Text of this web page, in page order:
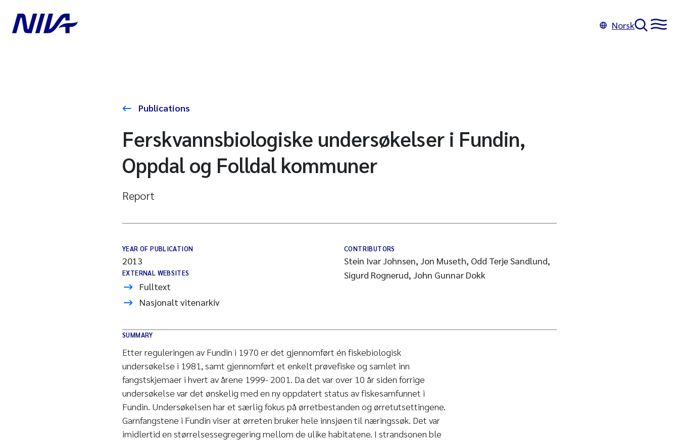
Norsk
Publications
Ferskvannsbiologiske undersøkelser i Fundin,
Oppdal og Folldal kommuner
Report
YEAR OF PUBLICATION
2013
EXTERNAL WEBSITES
Fulltext
Nasjonalt vitenarkiv
CONTRIBUTORS
Stein Ivar Johnsen, Jon Museth, Odd Terje Sandlund,
Sigurd Rognerud, John Gunnar Dokk
SUMMARY
Etter reguleringen av Fundin i 1970 er det gjennomført én fiskebiologisk
undersøkelse i 1981, samt gjennomført et enkelt prøvefiske og samlet inn
fangstskjemaer i hvert av årene 1999- 2001. Da det var over 10 år siden forrige
undersøkelse var det ønskelig med en ny oppdatert status av fiskesamfunnet i
Fundin. Undersøkelsen har et særlig fokus på ørretbestanden og ørretutsettingene.
Garnfangstene i Fundin viser at ørreten bruker hele innsjøen til næringssøk. Det var
imidlertid en størrelsessegregering mellom de ulike habitatene. I strandsonen ble